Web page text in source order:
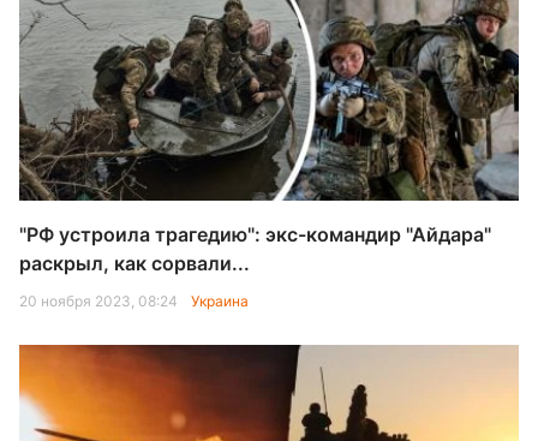
"РФ устроила трагедию": экс-командир "Айдара"
раскрыл, как сорвали...
20 ноября 2023, 08:24 Украина